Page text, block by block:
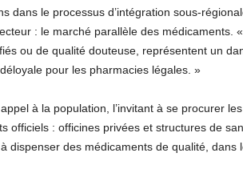
dans le processus d’intégration sous-
: le marché parallèle des médicaments.
ou de qualité douteuse, représentent un
pour les pharmacies légales. »
à la population, l’invitant à se procurer
officiels : officines privées et structures de
dispenser des médicaments de qualité, dans